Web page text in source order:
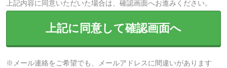
上記内容に同意いただいた場合は、確認画面へお進みください。
上記に同意して確認画面へ
※メール連絡をご希望でも、メールアドレスに間違いがあります